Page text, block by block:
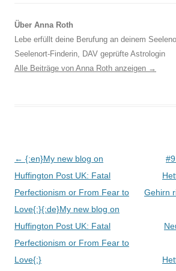
Über Anna Roth
Lebe erfüllt deine Berufung an deinem
Seelenort-Finderin, DAV geprüfte Astrologin
Alle Beiträge von Anna Roth anzeigen →
Beitragsnavigation
← {:en}My new blog on
Huffington Post UK: Fatal
Perfectionism or From Fear to
Love{:}{:de}My new blog on
Huffington Post UK: Fatal
Perfectionism or From Fear to
Love{:}
Gehirn